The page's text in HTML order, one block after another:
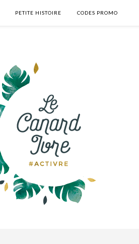
PETITE HISTOIRE CODES PROMO